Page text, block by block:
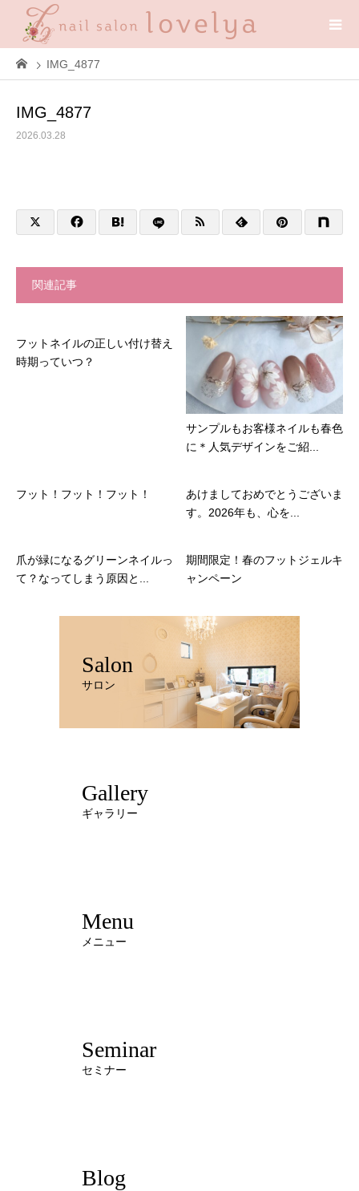
IMG_4877
IMG_4877
2026.03.28
関連記事
フットネイルの正しい付け替え
時期っていつ？
サンプルもお客様ネイルも春色
に＊人気デザインをご紹...
フット！フット！フット！
あけましておめでとうございま
す。2026年も、心を...
爪が緑になるグリーンネイルっ
て？なってしまう原因と...
期間限定！春のフットジェルキ
ャンペーン
Salon
サロン
Gallery
ギャラリー
Menu
メニュー
Seminar
セミナー
Blog